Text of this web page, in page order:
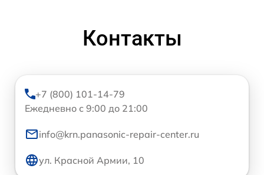
Контакты
+7 (800) 101-14-79
Ежедневно с 9:00 до 21:00
info@krn.panasonic-repair-center.ru
ул. Красной Армии, 10